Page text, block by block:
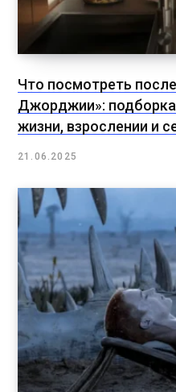
Что посмотреть
Джорджии»:
жизни, взрослении и
21.06.2025